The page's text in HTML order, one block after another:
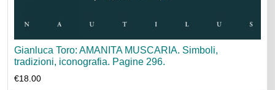
Gianluca Toro: AMANITA MUSCARIA. Simboli,
tradizioni, iconografia. Pagine 296.
€18.00